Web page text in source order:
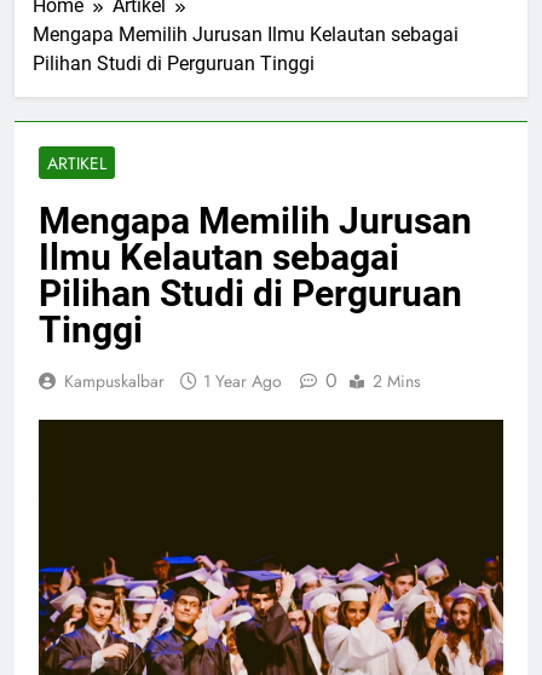
Home
Artikel
Mengapa Memilih Jurusan Ilmu Kelautan sebagai
Pilihan Studi di Perguruan Tinggi
ARTIKEL
Mengapa Memilih Jurusan
Ilmu Kelautan sebagai
Pilihan Studi di Perguruan
Tinggi
Kampuskalbar 1 Year Ago 0 2 Mins